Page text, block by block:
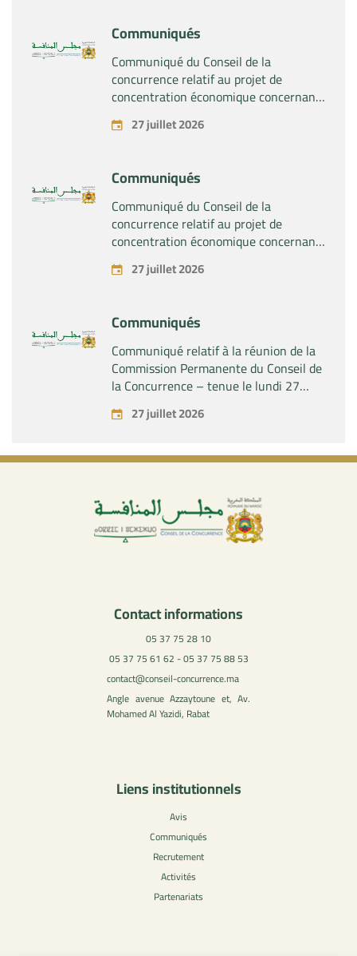
pharmaceutiques « Rilutek » et «
Sabril » détenus par la société « Sanofi
SA »
Communiqués
Communiqué du Conseil de la
concurrence relatif au projet de
concentration économique concernant
la prise du contrôle exclusif par la
société « Plastika Kritis SA » de la
27 juillet 2026
Communiqués
Communiqué du Conseil de la
concurrence relatif au projet de
concentration économique concernant
la prise par la société « Fives SAS » du
contrôle exclusif de la société « Aries
27 juillet 2026
Communiqués
Communiqué relatif à la réunion de la
Commission Permanente du Conseil de
la Concurrence – tenue le lundi 27
juillet 2026
27 juillet 2026
Contact informations
05 37 75 28 10
05 37 75 61 62 - 05 37 75 88 53
contact@conseil-concurrence.ma
Angle avenue Azzaytoune et, Av.
Mohamed Al Yazidi, Rabat
Liens institutionnels
Avis
Communiqués
Recrutement
Activités
Partenariats